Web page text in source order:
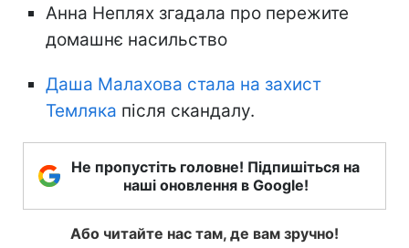
Анна Неплях згадала про пережите
домашнє насильство
Даша Малахова стала на захист
Темляка після скандалу.
Не пропустіть головне! Підпишіться на
наші оновлення в Google!
Або читайте нас там, де вам зручно!